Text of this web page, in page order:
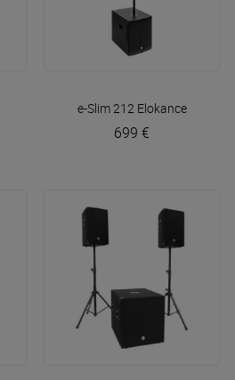
e-Slim 212 Elokance
699 €